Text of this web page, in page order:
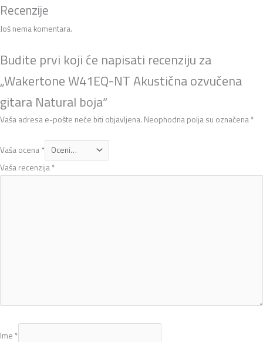
Recenzije
Još nema komentara.
Budite prvi koji će napisati recenziju za
„Wakertone W41EQ-NT Akustična ozvučena
gitara Natural boja“
Vaša adresa e-pošte neće biti objavljena. Neophodna polja su označena *
Vaša ocena *
Vaša recenzija *
Ime *